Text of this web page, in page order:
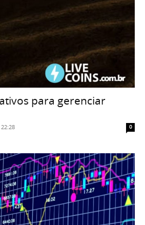
para gerenciar
0